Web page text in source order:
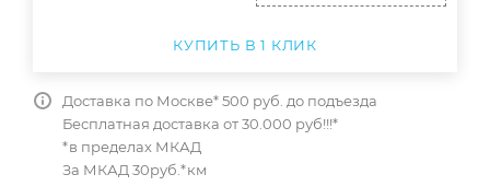
КУПИТЬ В 1 КЛИК
Доставка по Москве* 500 руб. до подъезда
Бесплатная доставка от 30.000 руб!!!*
*в пределах МКАД
За МКАД 30руб.*км